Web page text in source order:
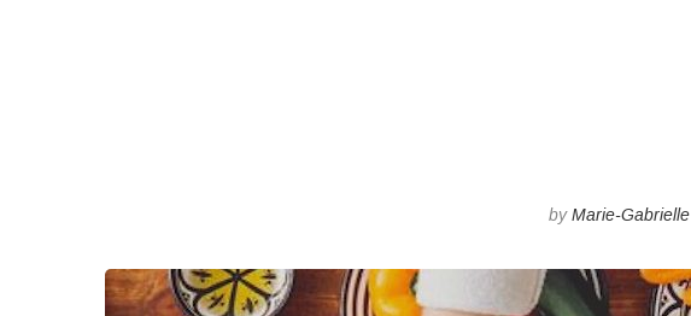
byMarie-Gabrielle